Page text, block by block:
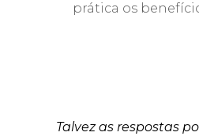
prática os
Talvez as respostas